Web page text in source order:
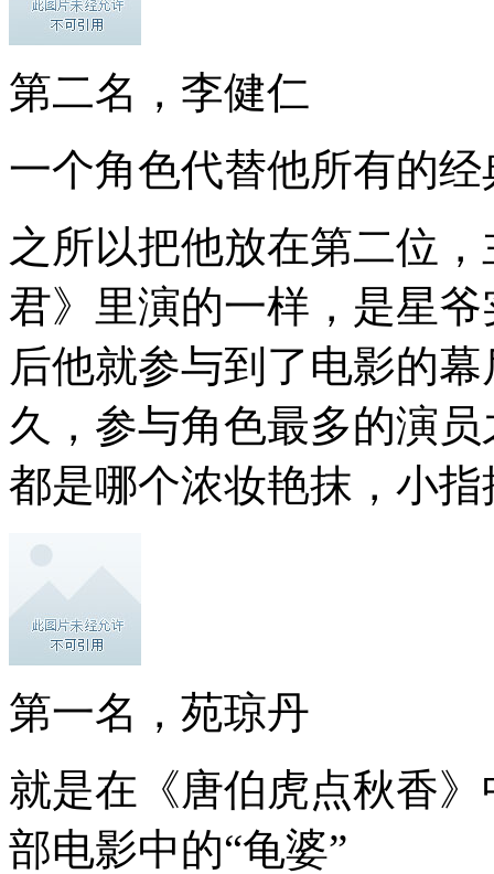
第二名，李健仁
一个角色代替他所有的经
之所以把他放在第二位
君》里演的一样，是星
后他就参与到了电影的
久，参与角色最多的演
都是哪个浓妆艳抹，小
第一名，苑琼丹
就是在《唐伯虎点秋香
部电影中的“龟婆”